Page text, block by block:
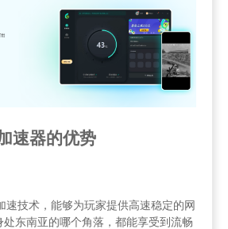
速器的优势
速技术，能够为玩家提供高速稳定的网
东南亚的哪个角落，都能享受到流畅